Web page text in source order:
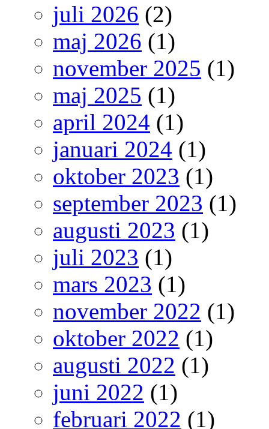
juli 2026 (2)
maj 2026 (1)
november 2025 (1)
maj 2025 (1)
april 2024 (1)
januari 2024 (1)
oktober 2023 (1)
september 2023 (1)
augusti 2023 (1)
juli 2023 (1)
mars 2023 (1)
november 2022 (1)
oktober 2022 (1)
augusti 2022 (1)
juni 2022 (1)
februari 2022 (1)